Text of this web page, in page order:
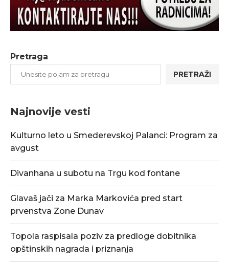
Pretraga
PRETRAŽI
Najnovije vesti
Kulturno leto u Smederevskoj Palanci: Program za
avgust
Divanhana u subotu na Trgu kod fontane
Glavaš jači za Marka Markovića pred start
prvenstva Zone Dunav
Topola raspisala poziv za predloge dobitnika
opštinskih nagrada i priznanja